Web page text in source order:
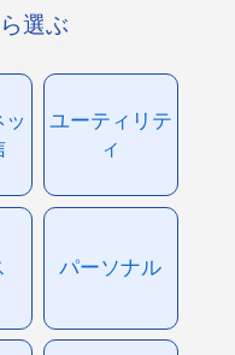
選ぶ
ユーティリテ
ィ
パーソナル